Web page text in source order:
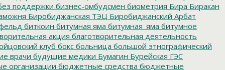
поддержки бизнес-омбудсмен биометрия Бира Биракан
Биробиджанская ТЭЦ Биробиджанский Арбат
биткоин битумная яма битумная_яма битумное
акция благотворительная деятельность
клуб бокс больница большой этнографический
врачи будущие медики Бумагин Бурейская ГЭС
организации бюджетные средства бюджетные